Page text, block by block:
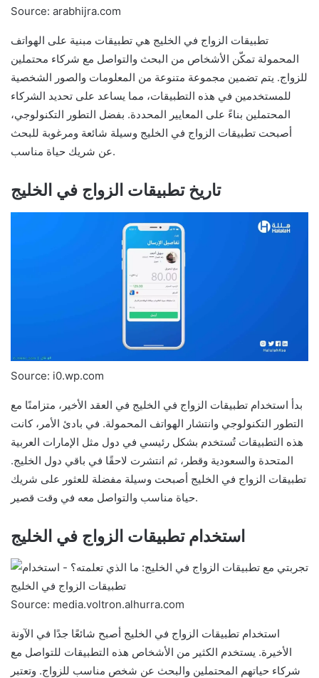
Source: arabhijra.com
تطبيقات الزواج في الخليج هي تطبيقات مبنية على الهواتف
المحمولة تمكّن الأشخاص من البحث والتواصل مع شركاء محتملين
للزواج. يتم تضمين مجموعة متنوعة من المعلومات والصور الشخصية
للمستخدمين في هذه التطبيقات، مما يساعد على تحديد الشركاء
المحتملين بناءً على المعايير المحددة. بفضل التطور التكنولوجي،
أصبحت تطبيقات الزواج في الخليج وسيلة شائعة ومرغوبة للبحث
عن شريك حياة مناسب.
تاريخ تطبيقات الزواج في الخليج
Source: i0.wp.com
بدأ استخدام تطبيقات الزواج في الخليج في العقد الأخير، متزامنًا مع
التطور التكنولوجي وانتشار الهواتف المحمولة. في بادئ الأمر، كانت
هذه التطبيقات تُستخدم بشكل رئيسي في دول مثل الإمارات العربية
المتحدة والسعودية وقطر، ثم انتشرت لاحقًا في باقي دول الخليج.
تطبيقات الزواج في الخليج أصبحت وسيلة مفضلة للعثور على شريك
حياة مناسب والتواصل معه في وقت قصير.
استخدام تطبيقات الزواج في الخليج
Source: media.voltron.alhurra.com
استخدام تطبيقات الزواج في الخليج أصبح شائعًا جدًا في الآونة
الأخيرة. يستخدم الكثير من الأشخاص هذه التطبيقات للتواصل مع
شركاء حياتهم المحتملين والبحث عن شخص مناسب للزواج. وتعتبر